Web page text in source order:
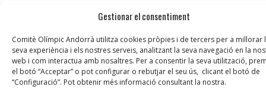
Gestionar el consentiment
Comitè Olímpic Andorrà utilitza cookies pròpies i de tercers per a millorar
seva experiència i els nostres serveis, analitzant la seva navegació en la
web i com interactua amb nosaltres. Per a consentir la seva utilització,
el botó “Acceptar” o pot configurar o rebutjar el seu ús, clicant el botó de
“Configuració”. Pot obtenir més informació consultant la nostra.